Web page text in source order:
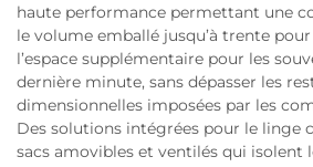
haute performance permettant une
le volume emballé jusqu’à trente
l’espace supplémentaire pour les
dernière minute, sans dépasser les
dimensionnelles imposées par les
Des solutions intégrées pour le linge
sacs amovibles et ventilés qui isolent